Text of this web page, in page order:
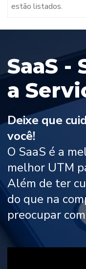
estão listados.
SaaS -
a
Deixe que
você!
O SaaS é a
melhor UTM
Além de ter
do que na
preocupar